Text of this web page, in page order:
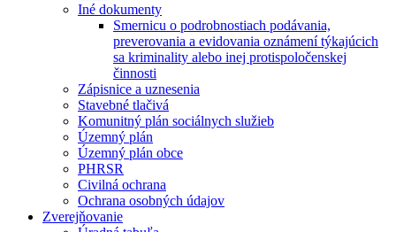
Iné dokumenty
Smernicu o podrobnostiach podávania,
preverovania a evidovania oznámení týkajúcich
sa kriminality alebo inej protispoločenskej
činnosti
Zápisnice a uznesenia
Stavebné tlačivá
Komunitný plán sociálnych služieb
Územný plán
Územný plán obce
PHRSR
Civilná ochrana
Ochrana osobných údajov
Zverejňovanie